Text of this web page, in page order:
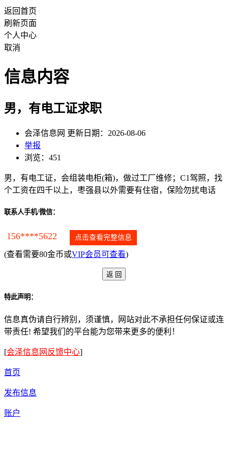
返回首页
刷新页面
个人中心
取消
信息内容
男，有电工证求职
会泽信息网 更新日期：2026-08-06
举报
浏览：451
男，有电工证，会组装电柜(箱)，做过工厂维修；C1驾照，找
个工资在四千以上，枣强县以外需要有住宿，保险勿扰电话
联系人手机/微信：
156****5622 点击查看完整信息
(查看需要80金币或VIP会员可查看)
特此声明：
信息真伪请自行辨别，须谨慎，网站对此不承担任何保证或连
带责任! 希望我们的平台能为您带来更多的便利！
[会泽信息网反馈中心]
首页
发布信息
账户